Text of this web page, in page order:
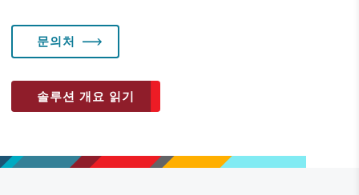
문의처
솔루션 개요 읽기